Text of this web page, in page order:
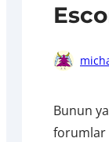
Bunun
forumlar